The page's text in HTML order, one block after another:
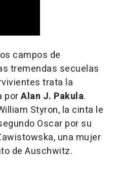
campos de
tremendas secuelas
trata la
porAlan J. Pakula.
Styron, la cinta le
Oscar por su
una mujer
de Auschwitz.